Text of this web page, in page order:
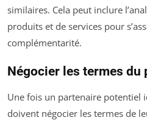
similaires. Cela peut inclure
produits et de services pour
complémentarité.
Négocier les termes du
Une fois un partenaire potentiel
doivent négocier les termes de